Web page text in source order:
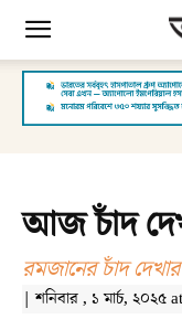
আজ চাঁদ
রমজানের চাঁদ
| শনিবার , ১ মার্চ, ২০২৫